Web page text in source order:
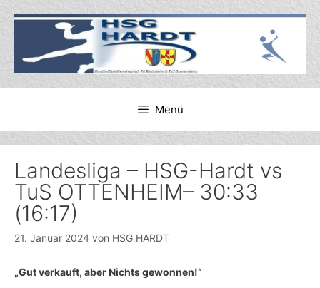
Inhalt
Menü
Landesliga – HSG-Hardt vs
TuS OTTENHEIM– 30:33
(16:17)
21. Januar 2024 von HSG HARDT
„Gut verkauft, aber Nichts gewonnen!“